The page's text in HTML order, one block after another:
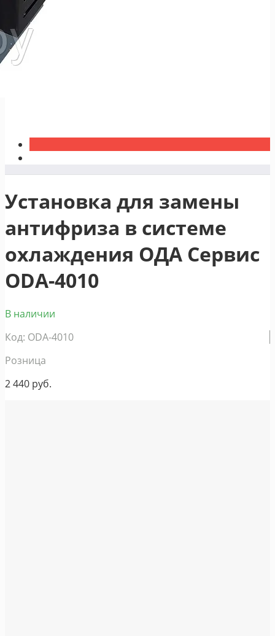
Установка для замены
антифриза в системе
охлаждения ОДА Сервис
ODA-4010
В наличии
Код: ODA-4010
Розница
2 440 руб.